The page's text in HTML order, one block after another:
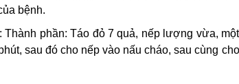
bệnh.
Thành phần: Táo đỏ 7 quả, nếp lượng vừa,
sau đó cho nếp vào nấu cháo, sau cùng